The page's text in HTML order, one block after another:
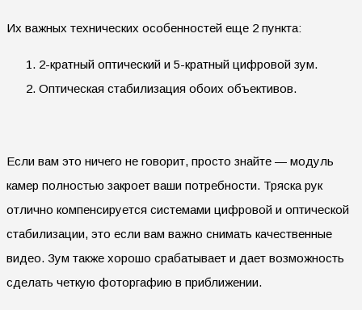
Их важных технических особенностей еще 2 пункта:
2-кратный оптический и 5-кратный цифровой зум.
Оптическая стабилизация обоих объективов.
Если вам это ничего не говорит, просто знайте — модуль
камер полностью закроет ваши потребности. Тряска рук
отлично компенсируется системами цифровой и оптической
стабилизации, это если вам важно снимать качественные
видео. Зум также хорошо срабатывает и дает возможность
сделать четкую фоторгафию в приближении.